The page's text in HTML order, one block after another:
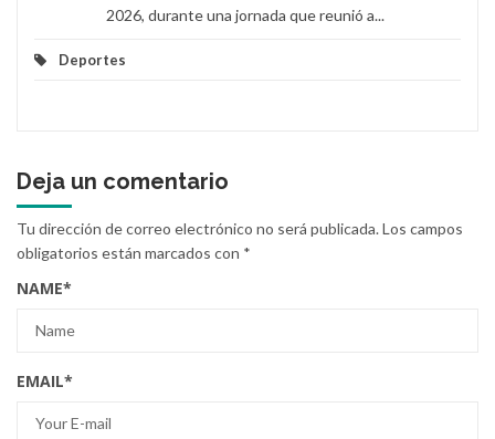
2026, durante una jornada que reunió a...
Deportes
Deja un comentario
Tu dirección de correo electrónico no será publicada.Los campos
obligatorios están marcados con *
NAME*
EMAIL*